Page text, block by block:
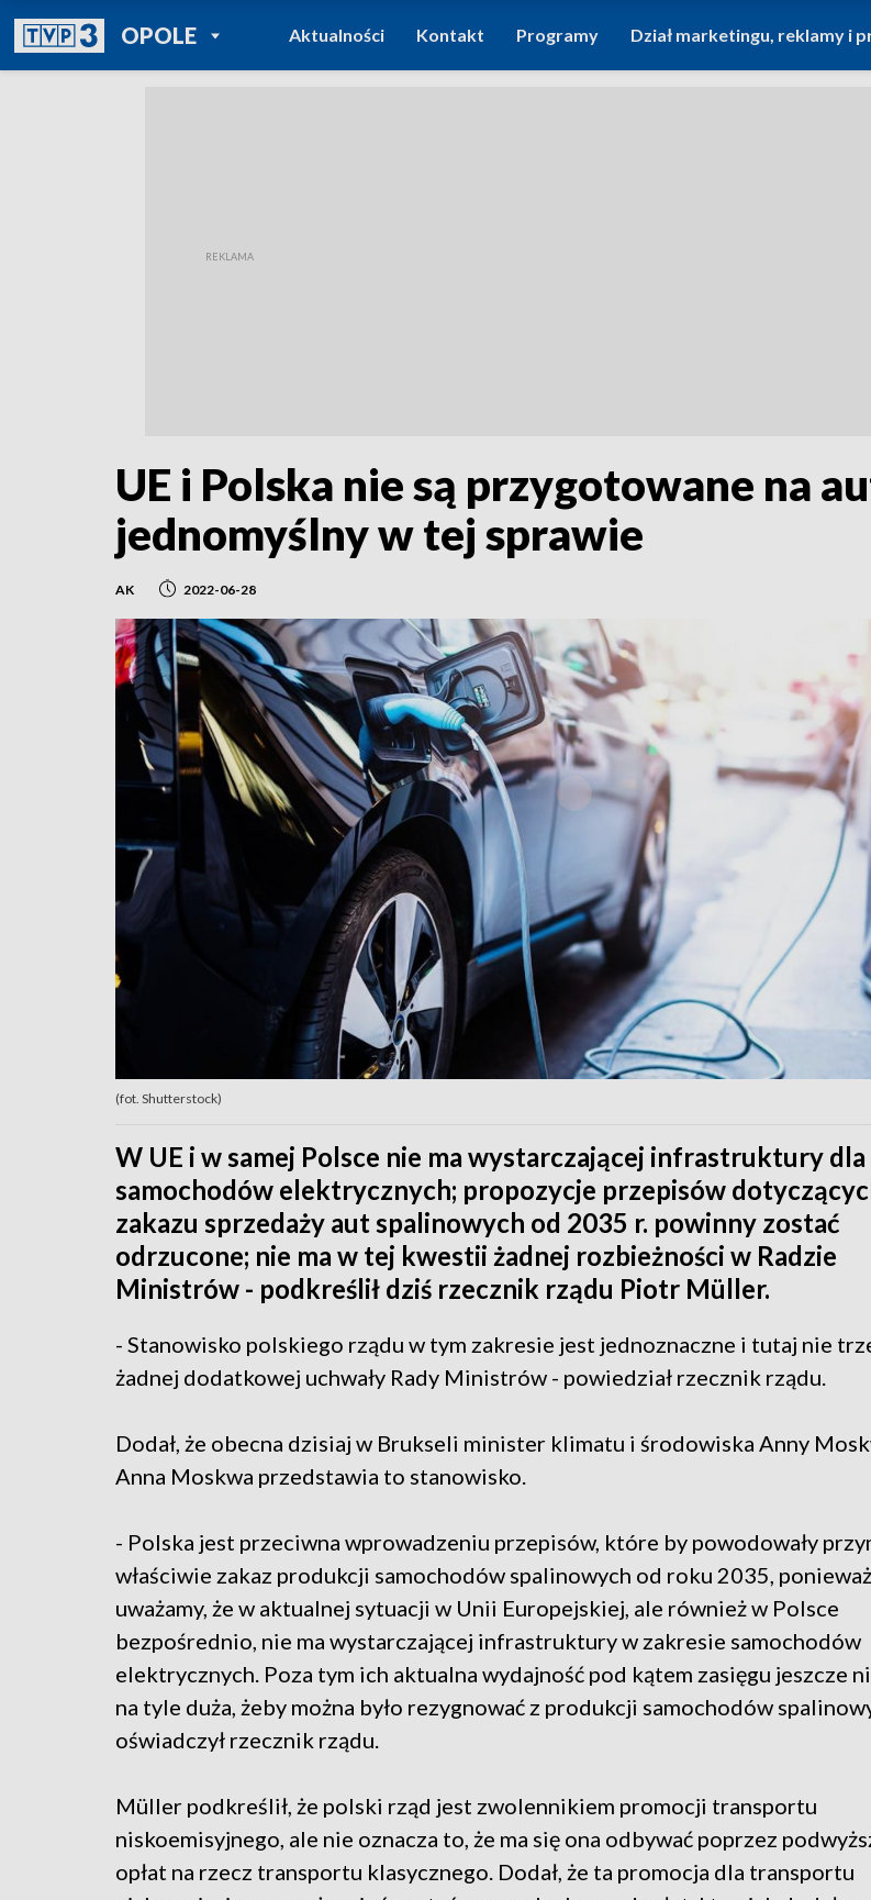
OPOLEPOWRÓT DO
TVP REGIONY
Aktualności Kontakt Programy Dział marketingu, reklamy i
UE i Polska nie są przygotowane na
jednomyślny w tej sprawie
AK 2022-06-28
(fot. Shutterstock)
W UE i w samej Polsce nie ma wystarczającej infrastruktury dla
samochodów elektrycznych; propozycje przepisów
zakazu sprzedaży aut spalinowych od 2035 r. powinny zostać
odrzucone; nie ma w tej kwestii żadnej rozbieżności w Radzie
Ministrów - podkreślił dziś rzecznik rządu Piotr Müller.
- Stanowisko polskiego rządu w tym zakresie jest jednoznaczne i tutaj nie
żadnej dodatkowej uchwały Rady Ministrów - powiedział rzecznik rządu.
Dodał, że obecna dzisiaj w Brukseli minister klimatu i środowiska Anny
Anna Moskwa przedstawia to stanowisko.
- Polska jest przeciwna wprowadzeniu przepisów, które by powodowały
właściwie zakaz produkcji samochodów spalinowych od roku 2035, ponieważ
uważamy, że w aktualnej sytuacji w Unii Europejskiej, ale również w Polsce
bezpośrednio, nie ma wystarczającej infrastruktury w zakresie samochodów
elektrycznych. Poza tym ich aktualna wydajność pod kątem zasięgu jeszcze
na tyle duża, żeby można było rezygnować z produkcji samochodów
oświadczył rzecznik rządu.
Müller podkreślił, że polski rząd jest zwolennikiem promocji transportu
niskoemisyjnego, ale nie oznacza to, że ma się ona odbywać poprzez
opłat na rzecz transportu klasycznego. Dodał, że ta promocja dla transportu